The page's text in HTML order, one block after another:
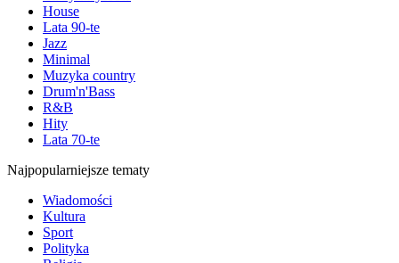
House
Lata 90-te
Jazz
Minimal
Muzyka country
Drum'n'Bass
R&B
Hity
Lata 70-te
Najpopularniejsze tematy
Wiadomości
Kultura
Sport
Polityka